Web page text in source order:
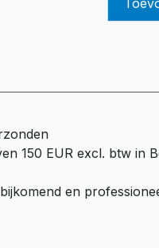
150 EUR excl. btw in
en